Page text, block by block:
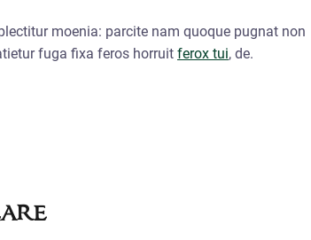
moenia: parcite nam quoque pugnat non
fuga fixa feros horruit ferox tui, de.